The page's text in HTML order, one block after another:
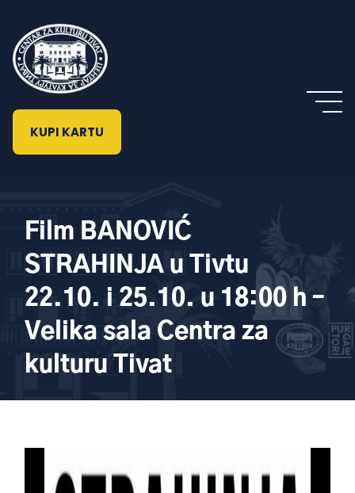
KUPI KARTU
Film BANOVIĆ
STRAHINJA u Tivtu
22.10. i 25.10. u 18:00 h –
Velika sala Centra za
kulturu Tivat